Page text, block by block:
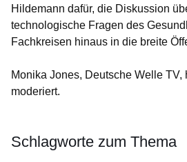
Hildemann dafür, die Diskussion
technologische Fragen des
Fachkreisen hinaus in die breite
Monika Jones, Deutsche Welle TV,
moderiert.
Schlagworte zum Thema